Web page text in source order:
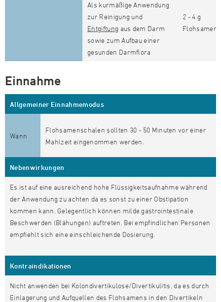
Als kurmäßige Anwendung
zur Reinigung und
Entgiftung aus dem Darm
sowie zum Aufbau einer
gesunden Darmflora
2 - 4 g
Einnahme
Allgemeiner Einnahmemodus
Wann
Flohsamenschalen sollten 30 - 50 Minuten vor einer
Mahlzeit eingenommen werden.
Nebenwirkungen
Es ist auf eine ausreichend hohe Flüssigkeitsaufnahme während
der Anwendung zu achten da es sonst zu einer Obstipation
kommen kann. Gelegentlich können milde gastrointestinale
Beschwerden (Blähungen) auftreten. Bei empfindlichen Personen
empfiehlt sich eine einschleichende Dosierung.
Kontraindikationen
Nicht anwenden bei Kolondivertikulose/Divertikulitis, da es durch
Einlagerung und Aufquellen des Flohsamens in den Divertikeln